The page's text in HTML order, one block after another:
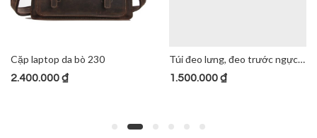
Cặp laptop da bò 230
2.400.000₫
Túi đeo lưng, đeo trước ngực da bò 165
1.500.000₫